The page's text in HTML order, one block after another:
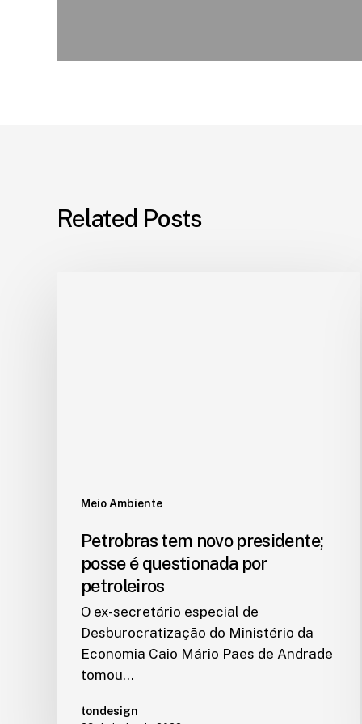
Related Posts
Meio Ambiente
Petrobras tem novo presidente;
posse é questionada por
petroleiros
O ex-secretário especial de
Desburocratização do Ministério da
Economia Caio Mário Paes de Andrade
tomou…
tondesign